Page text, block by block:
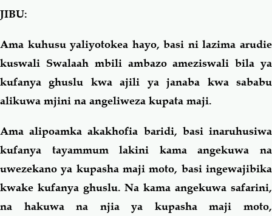
JIBU:
Ama kuhusu yaliyotokea hayo, basi ni lazima arudie
kuswali Swalaah mbili ambazo ameziswali bila ya
kufanya ghuslu kwa ajili ya janaba kwa sababu
alikuwa mjini na angeliweza kupata maji.
Ama alipoamka akakhofia baridi, basi inaruhusiwa
kufanya tayammum lakini kama angekuwa na
uwezekano ya kupasha maji moto, basi ingewajibika
kwake kufanya ghuslu. Na kama angekuwa safarini,
na hakuwa na njia ya kupasha maji moto,